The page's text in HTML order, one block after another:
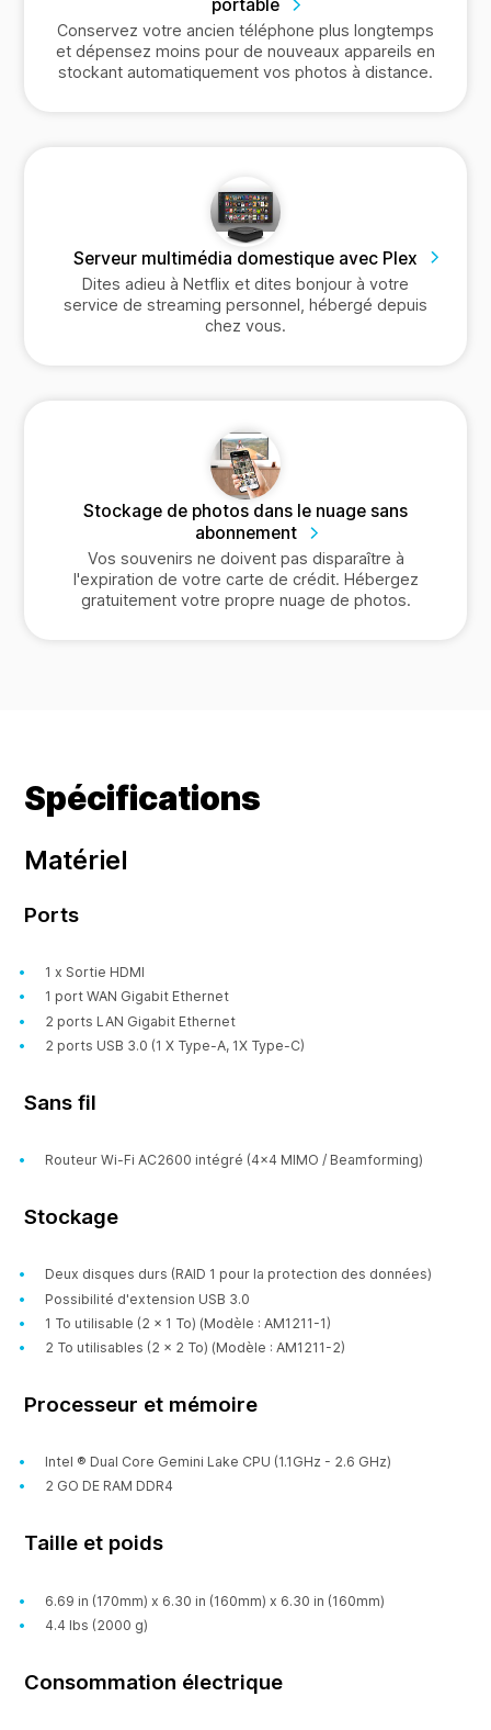
portable
Conservez votre ancien téléphone plus longtemps
et dépensez moins pour de nouveaux appareils en
stockant automatiquement vos photos à distance.
Serveur multimédia domestique avec Plex
Dites adieu à Netflix et dites bonjour à votre
service de streaming personnel, hébergé depuis
chez vous.
Stockage de photos dans le nuage sans
abonnement
Vos souvenirs ne doivent pas disparaître à
l'expiration de votre carte de crédit. Hébergez
gratuitement votre propre nuage de photos.
Spécifications
Matériel
Ports
1 x Sortie HDMI
1 port WAN Gigabit Ethernet
2 ports LAN Gigabit Ethernet
2 ports USB 3.0 (1 X Type-A, 1X Type-C)
Sans fil
Routeur Wi-Fi AC2600 intégré (4x4 MIMO / Beamforming)
Stockage
Deux disques durs (RAID 1 pour la protection des données)
Possibilité d'extension USB 3.0
1 To utilisable (2 x 1 To) (Modèle : AM1211-1)
2 To utilisables (2 x 2 To) (Modèle : AM1211-2)
Processeur et mémoire
Intel ® Dual Core Gemini Lake CPU (1.1GHz - 2.6 GHz)
2 GO DE RAM DDR4
Taille et poids
6.69 in (170mm) x 6.30 in (160mm) x 6.30 in (160mm)
4.4 lbs (2000 g)
Consommation électrique